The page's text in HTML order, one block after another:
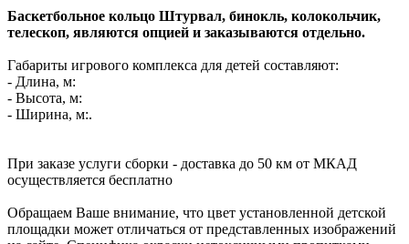
Баскетбольное кольцо Штурвал, бинокль, колокольчик,
телескоп, являются опцией и заказываются отдельно.
Габариты игрового комплекса для детей составляют:
- Длина, м:
- Высота, м:
- Ширина, м:.
При заказе услуги сборки - доставка до 50 км от МКАД
осуществляется бесплатно
Обращаем Ваше внимание, что цвет установленной детской
площадки может отличаться от представленных изображений